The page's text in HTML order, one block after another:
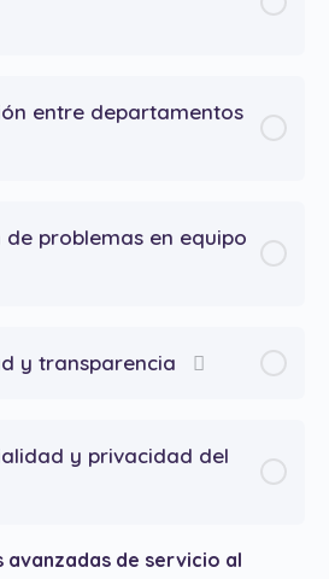
entre departamentos
de problemas en equipo
y transparencia
y privacidad del
avanzadas de servicio al